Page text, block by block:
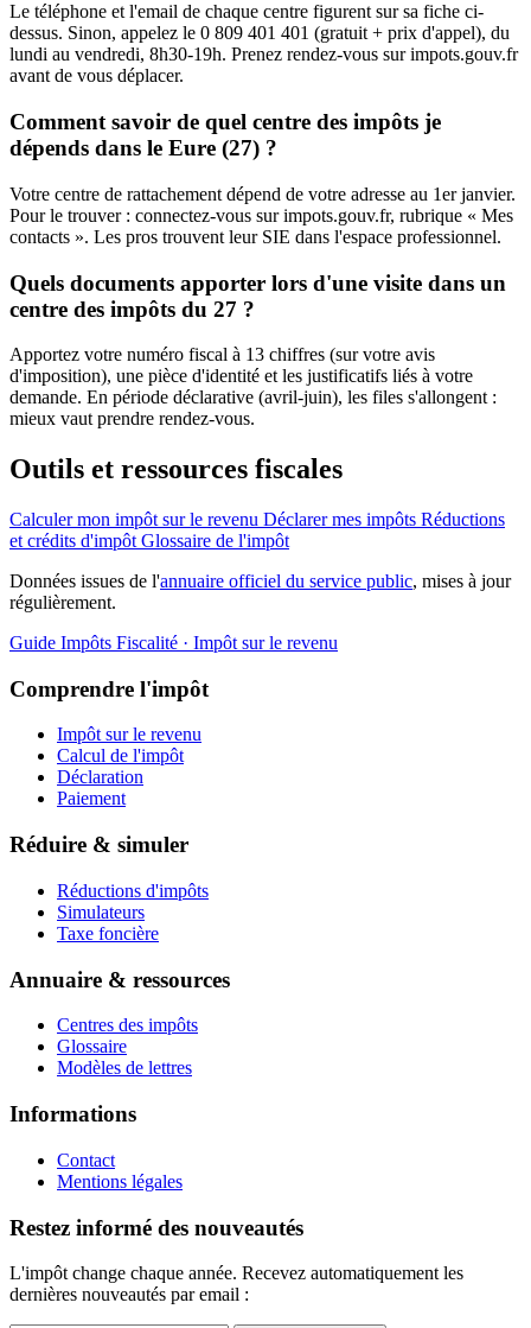
Le téléphone et l'email de chaque centre figurent sur sa fiche ci-
dessus. Sinon, appelez le 0 809 401 401 (gratuit + prix d'appel), du
lundi au vendredi, 8h30-19h. Prenez rendez-vous sur impots.gouv.fr
avant de vous déplacer.
Comment savoir de quel centre des impôts je
dépends dans le Eure (27) ?
Votre centre de rattachement dépend de votre adresse au 1er janvier.
Pour le trouver : connectez-vous sur impots.gouv.fr, rubrique « Mes
contacts ». Les pros trouvent leur SIE dans l'espace professionnel.
Quels documents apporter lors d'une visite dans un
centre des impôts du 27 ?
Apportez votre numéro fiscal à 13 chiffres (sur votre avis
d'imposition), une pièce d'identité et les justificatifs liés à votre
demande. En période déclarative (avril-juin), les files s'allongent :
mieux vaut prendre rendez-vous.
Outils et ressources fiscales
Calculer mon impôt sur le revenu Déclarer mes impôts Réductions
et crédits d'impôt Glossaire de l'impôt
Données issues de l'annuaire officiel du service public, mises à jour
régulièrement.
Guide Impôts Fiscalité · Impôt sur le revenu
Comprendre l'impôt
Impôt sur le revenu
Calcul de l'impôt
Déclaration
Paiement
Réduire & simuler
Réductions d'impôts
Simulateurs
Taxe foncière
Annuaire & ressources
Centres des impôts
Glossaire
Modèles de lettres
Informations
Contact
Mentions légales
Restez informé des nouveautés
L'impôt change chaque année. Recevez automatiquement les
dernières nouveautés par email :